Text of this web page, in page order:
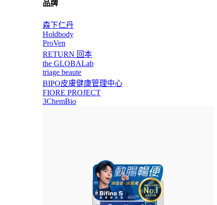
品牌
森下仁丹
Holdbody
ProVen
RETURN 回本
the GLOBALab
triage beaute
BIPO皮膚健康管理中心
FIORE PROJECT
3ChemBio